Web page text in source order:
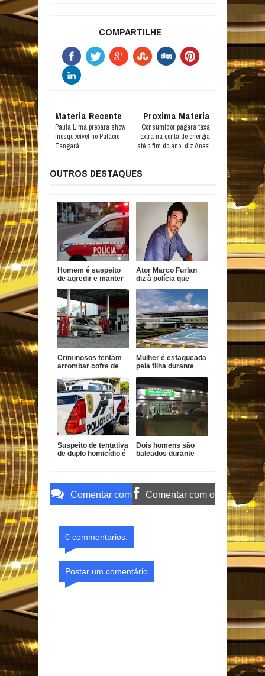
COMPARTILHE
Materia Recente
Paula Lima prepara show
inesquecível no Palácio
Tangará
Proxima Materia
Consumidor pagará taxa
extra na conta de energia
até o fim do ano, diz Aneel
OUTROS DESTAQUES
Homem é suspeito
de agredir e manter
na Paraíba
Ator Marco Furlan
diz à polícia que
com namorada após
prisão por estupro
de vulnerável
Criminosos tentam
arrombar cofre de
combustíveis em
João Pessoa
Mulher é esfaqueada
pela filha durante
Pessoa
Suspeito de tentativa
de duplo homicídio é
Dois homens são
baleados durante
Comentar com Comentar com o
0 commentarios:
Postar um comentário